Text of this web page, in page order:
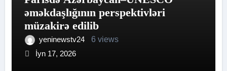
əməkdaşlığının perspektivləri
müzakirə edilib
yeninewstv24
6 views
İyn 17, 2026